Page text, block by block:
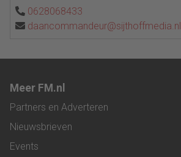
0628068433
daancommandeur@sijthoffmedia.nl
Meer FM.nl
Partners en Adverteren
Nieuwsbrieven
Events